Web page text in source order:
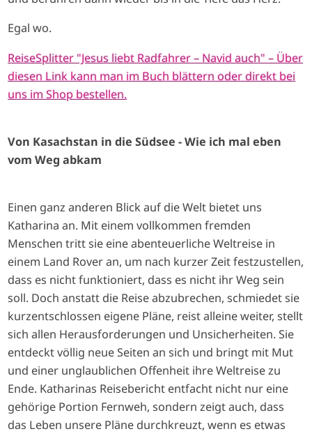
Egal wo.
ReiseSplitter "Jesus liebt Radfahrer – Navid auch" – Über
diesen Link kann man im Buch blättern oder direkt bei
uns im Shop bestellen.
Von Kasachstan in die Südsee - Wie ich mal eben
vom Weg abkam
Einen ganz anderen Blick auf die Welt bietet uns
Katharina an. Mit einem vollkommen fremden
Menschen tritt sie eine abenteuerliche Weltreise in
einem Land Rover an, um nach kurzer Zeit festzustellen,
dass es nicht funktioniert, dass es nicht ihr Weg sein
soll. Doch anstatt die Reise abzubrechen, schmiedet sie
kurzentschlossen eigene Pläne, reist alleine weiter, stellt
sich allen Herausforderungen und Unsicherheiten. Sie
entdeckt völlig neue Seiten an sich und bringt mit Mut
und einer unglaublichen Offenheit ihre Weltreise zu
Ende. Katharinas Reisebericht entfacht nicht nur eine
gehörige Portion Fernweh, sondern zeigt auch, dass
das Leben unsere Pläne durchkreuzt, wenn es etwas